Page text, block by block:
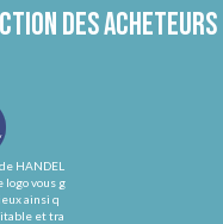
des acheteurs
HANDEL
logo vous g
ainsi q
et tra